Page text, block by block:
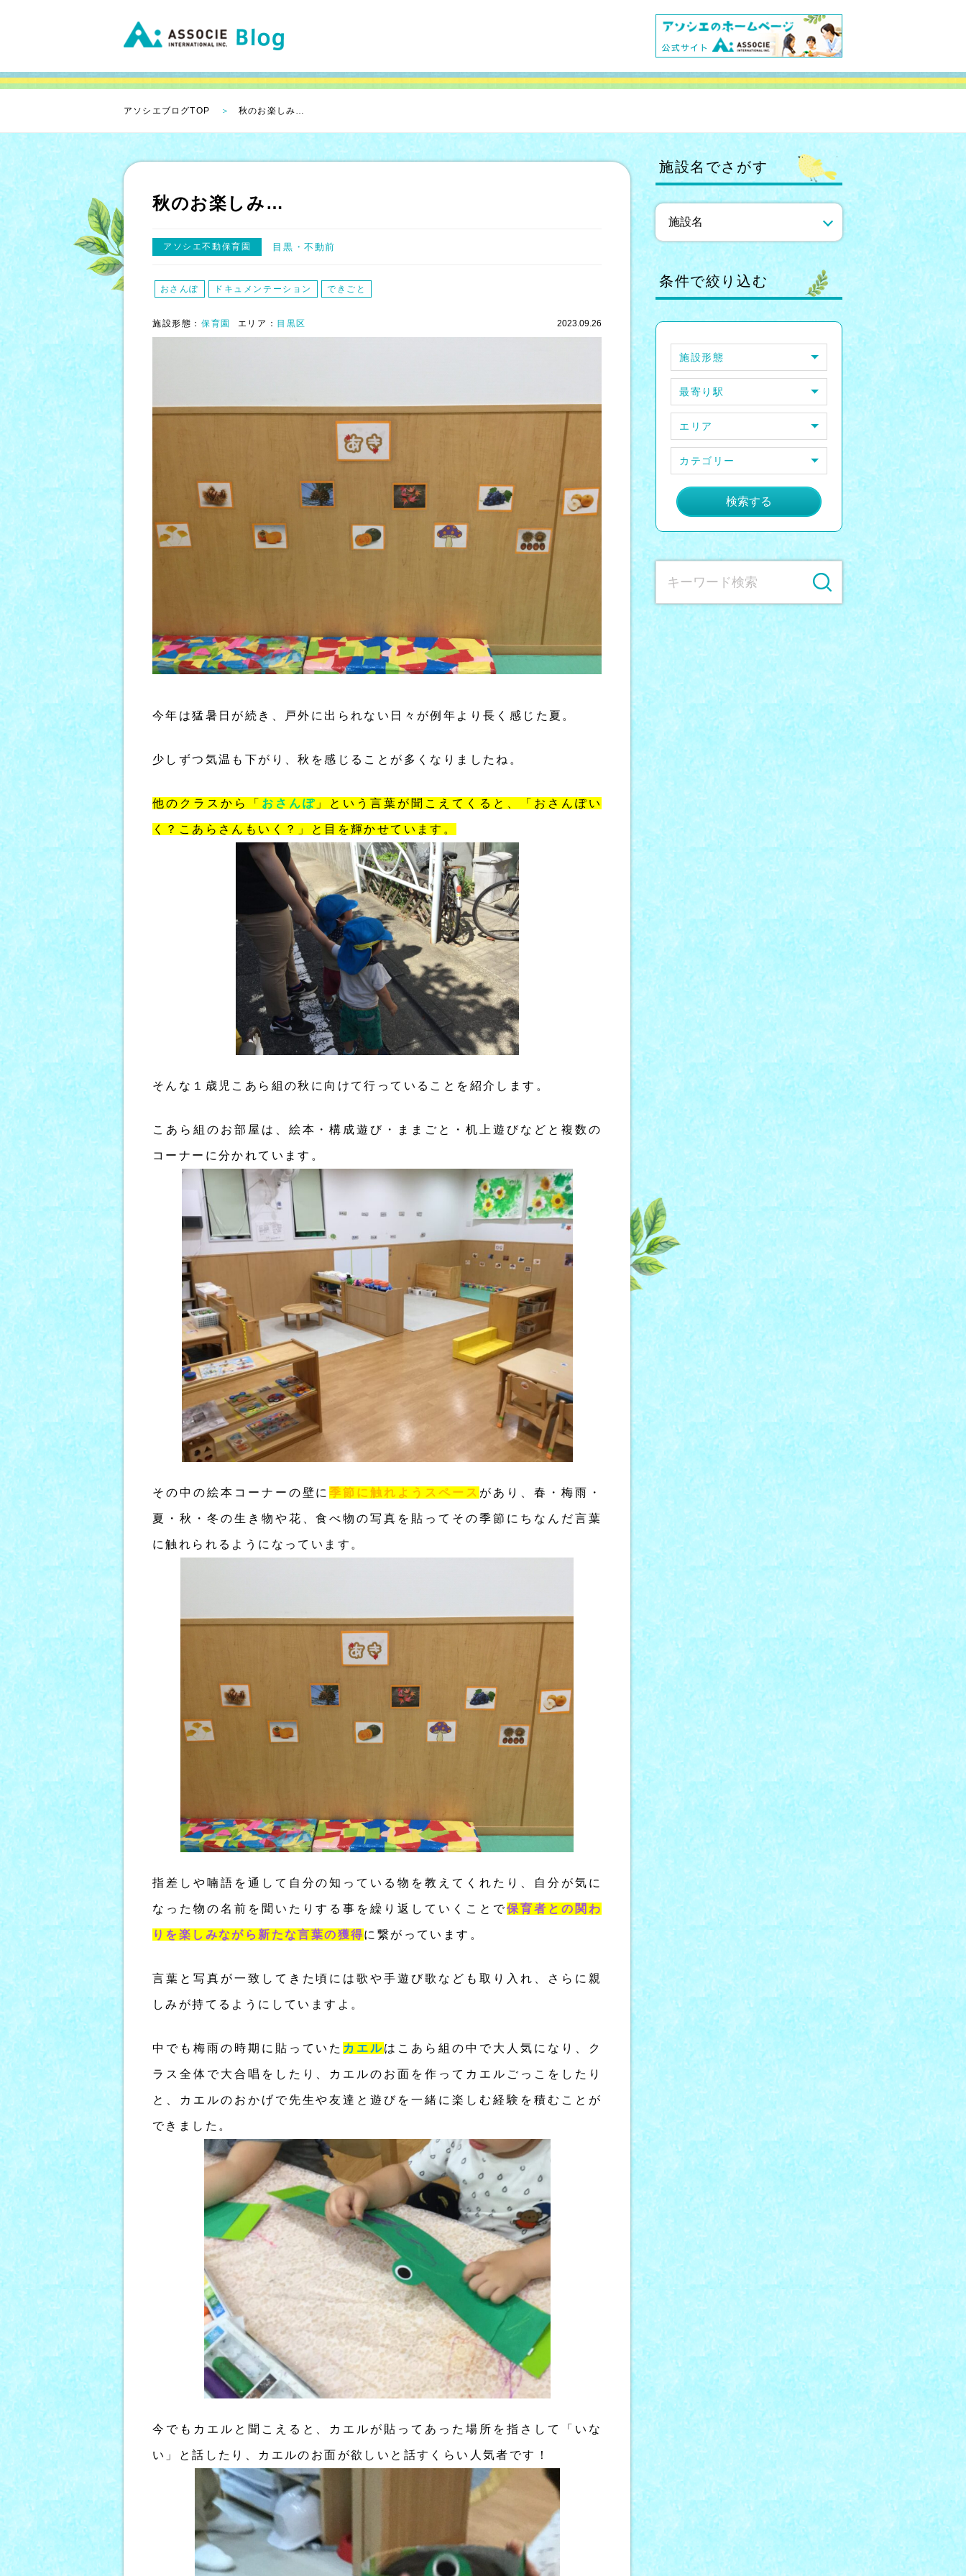
アソシエブログTOP 秋のお楽しみ…
秋のお楽しみ…
アソシエ不動保育園 目黒 不動前
おさんぽ ドキュメンテーション できごと
施設形態： 保育園 エリア： 目黒区 2023.09.26
今年は猛暑日が続き、戸外に出られない日々が例年より長く感じた夏。
少しずつ気温も下がり、秋を感じることが多くなりましたね。
他のクラスから「 おさんぽ 」という言葉が聞こえてくると、「おさんぽい
く？こあらさんもいく？」と目を輝かせています。
そんな１歳児こあら組の秋に向けて行っていることを紹介します。
こあら組のお部屋は、絵本・構成遊び・ままごと・机上遊びなどと複数の
コーナーに分かれています。
その中の絵本コーナーの壁に季節に触れようスペース があり、春・梅雨・
夏・秋・冬の生き物や花、食べ物の写真を貼ってその季節にちなんだ言葉
に触れられるようになっています。
指差しや喃語を通して自分の知っている物を教えてくれたり、自分が気に
なった物の名前を聞いたりする事を繰り返していくことで保育者との関わ
りを楽しみながら新たな言葉の獲得に繋がっています。
言葉と写真が一致してきた頃には歌や手遊び歌なども取り入れ、さらに親
しみが持てるようにしていますよ。
中でも梅雨の時期に貼っていた カエルはこあら組の中で大人気になり、ク
ラス全体で大合唱をしたり、カエルのお面を作ってカエルごっこをしたり
と、カエルのおかげで先生や友達と遊びを一緒に楽しむ経験を積むことが
できました。
今でもカエルと聞こえると、カエルが貼ってあった場所を指さして「いな
い」と話したり、カエルのお面が欲しいと話すくらい人気者です！
施設名でさがす
条件で絞り込む
施設形態
最寄り駅
エリア
カテゴリー